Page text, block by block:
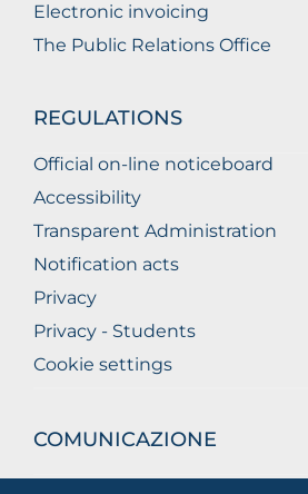
Electronic invoicing
The Public Relations Office
REGULATIONS
Official on-line noticeboard
Accessibility
Transparent Administration
Notification acts
Privacy
Privacy - Students
Cookie settings
COMUNICAZIONE
What they are saying about us